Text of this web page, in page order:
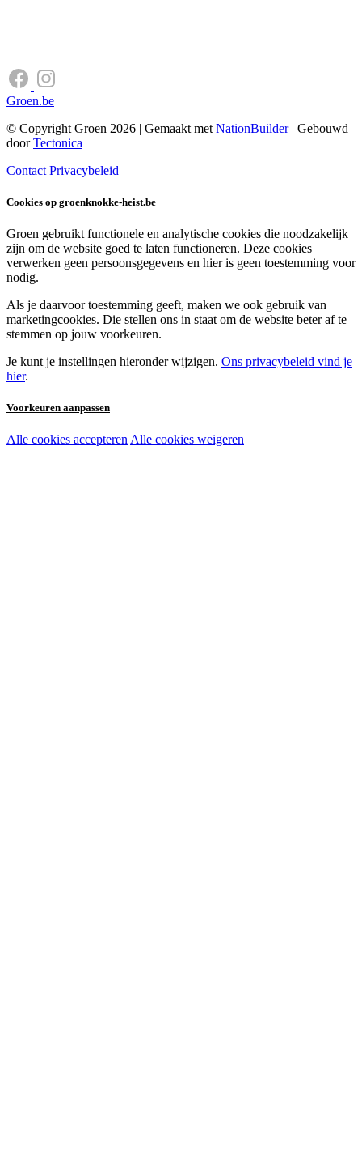
Groen.be
© Copyright Groen 2026 | Gemaakt met NationBuilder| Gebouwd
doorTectonica
Contact Privacybeleid
Cookies op groenknokke-heist.be
Groen gebruikt functionele en analytische cookies die noodzakelijk
zijn om de website goed te laten functioneren. Deze cookies
verwerken geen persoonsgegevens en hier is geen toestemming voor
nodig.
Als je daarvoor toestemming geeft, maken we ook gebruik van
marketingcookies. Die stellen ons in staat om de website beter af te
stemmen op jouw voorkeuren.
Je kunt je instellingen hieronder wijzigen. Ons privacybeleid vind je
hier.
Voorkeuren aanpassen
Noodzakelijke cookies:
Alle cookies accepteren Alle cookies weigeren